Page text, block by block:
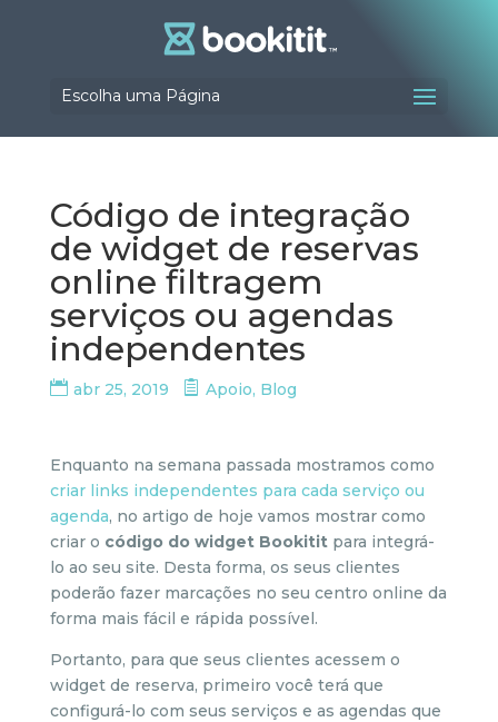
Escolha uma Página
Código de integração
de widget de reservas
online filtragem
serviços ou agendas
independentes
abr 25, 2019 Apoio, Blog
Enquanto na semana passada mostramos como
criar links independentes para cada serviço ou
agenda, no artigo de hoje vamos mostrar como
criar o código do widget Bookititpara integrá-
lo ao seu site. Desta forma, os seus clientes
poderão fazer marcações no seu centro online da
forma mais fácil e rápida possível.
Portanto, para que seus clientes acessem o
widget de reserva, primeiro você terá que
configurá-lo com seus serviços e as agendas que